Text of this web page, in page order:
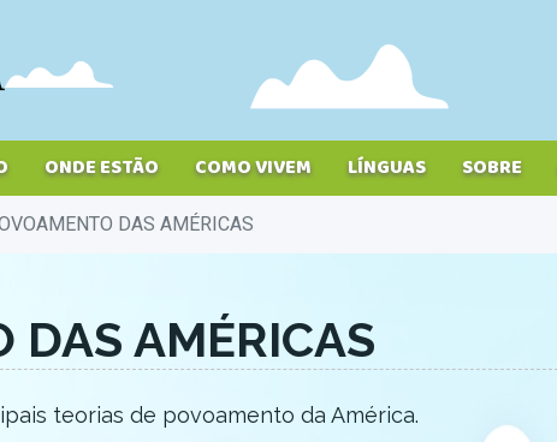
ONDE ESTÃO COMO VIVEM LÍNGUAS SOBRE
DAS AMÉRICAS
DAS AMÉRICAS
teorias de povoamento da América.